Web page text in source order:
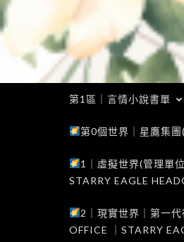
第1區｜言情小說書單
第0個世界｜星鷹集
1｜虛擬世界(管理單
STARRY EAGLE
2｜現實世界｜第一
OFFICE ｜STARRY